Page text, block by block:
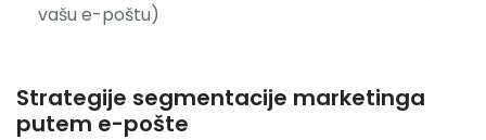
vašu e-poštu)
Strategije segmentacije marketinga
putem e-pošte